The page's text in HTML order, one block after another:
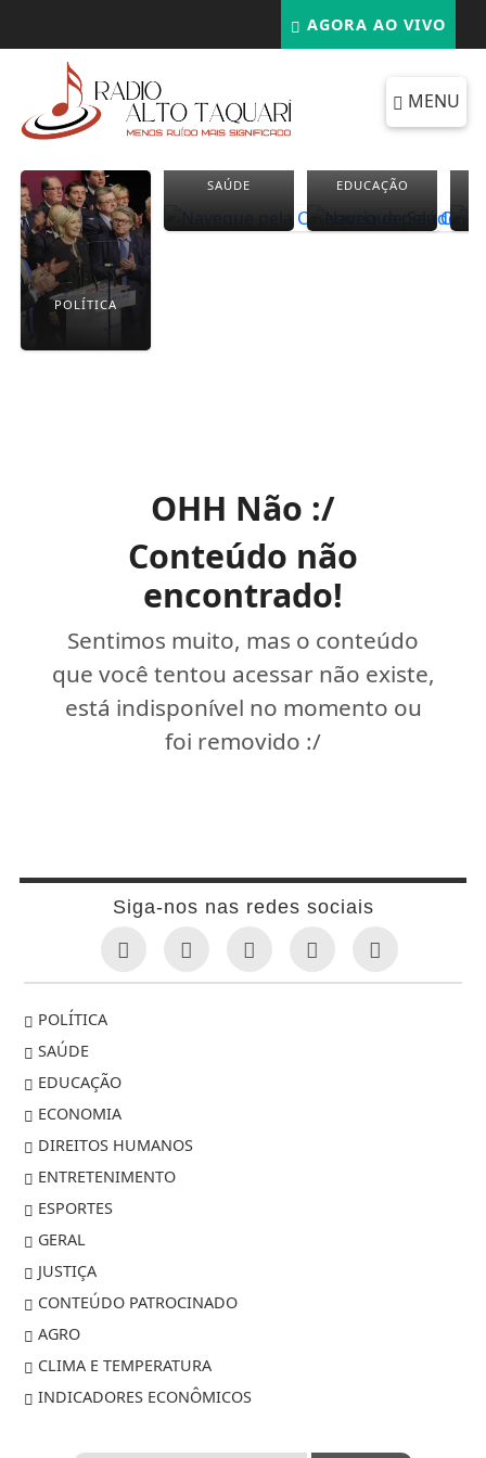
AGORA AO VIVO
MENU
POLÍTICA
SAÚDE EDUCAÇÃO
OHH Não :/
Conteúdo não
encontrado!
Sentimos muito, mas o conteúdo
que você tentou acessar não existe,
está indisponível no momento ou
foi removido :/
Siga-nos nas redes sociais
POLÍTICA
SAÚDE
EDUCAÇÃO
ECONOMIA
DIREITOS HUMANOS
ENTRETENIMENTO
ESPORTES
GERAL
JUSTIÇA
CONTEÚDO PATROCINADO
AGRO
CLIMA E TEMPERATURA
INDICADORES ECONÔMICOS